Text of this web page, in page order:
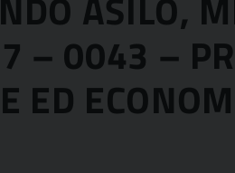
– 0043 –
ED